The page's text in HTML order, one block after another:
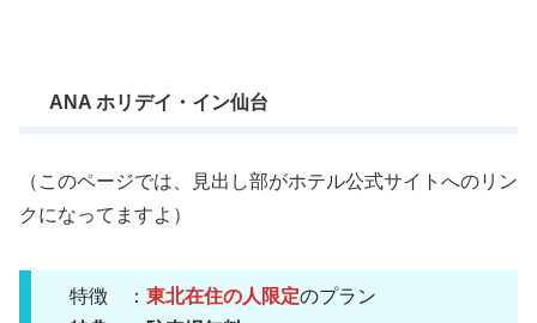
ANA ホリデイ・イン仙台
（このページでは、見出し部がホテル公式サイトへのリン
クになってますよ）
特徴 ： 東北在住の人限定のプラン